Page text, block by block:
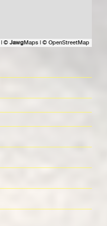
© JawgMaps © OpenStreetMap